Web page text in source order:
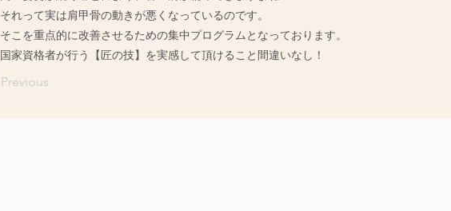
それって実は肩甲骨の動きが悪くなっているのです。
そこを重点的に改善させるための集中プログラムとなっております。
国家資格者が行う【匠の技】を実感して頂けること間違いなし！
Previous